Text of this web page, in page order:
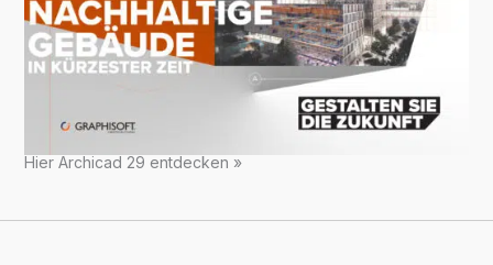
Hier Archicad 29 entdecken »